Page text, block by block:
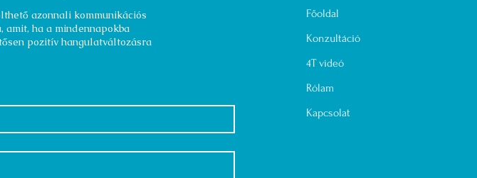
Főoldal
Konzultáció
4T videó
Rólam
Kapcsolat
azonnali kommunikációs
amit, ha a mindennapokba
pozitív hangulatváltozásra